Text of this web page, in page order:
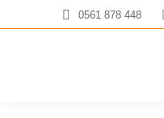
0561 878 448